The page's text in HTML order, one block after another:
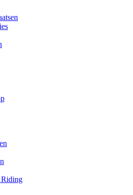
Riding